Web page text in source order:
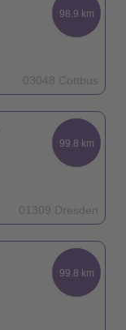
98.9 km
03048 Cottbus
99.8 km
01309 Dresden
99.8 km